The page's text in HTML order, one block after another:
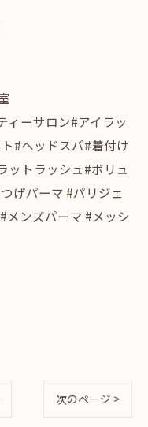
ィーサロン#アイラッ
#ヘッドスパ#着付け
ットラッシュ#ボリュ
げパーマ #パリジェ
メンズパーマ #メッシ
次のページ >